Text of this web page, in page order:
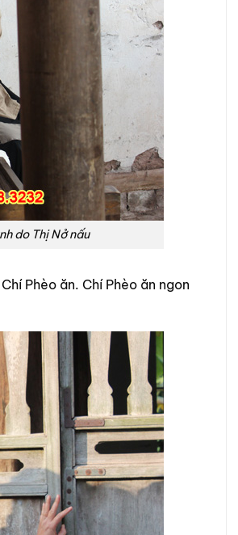
do Thị Nở nấu
Phèo ăn. Chí Phèo ăn ngon